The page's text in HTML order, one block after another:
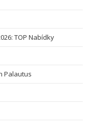
TOP Nabídky
Palautus